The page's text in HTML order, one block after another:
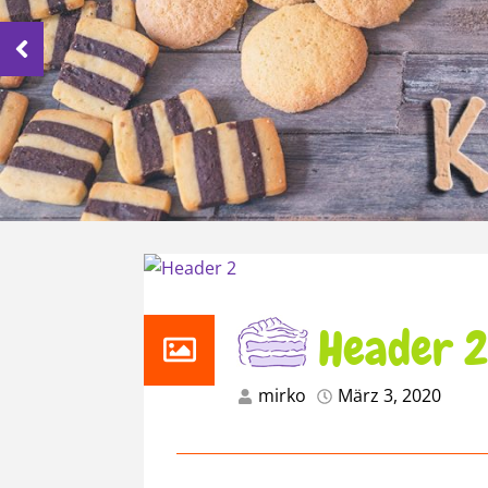
Header 2
mirko März 3, 2020